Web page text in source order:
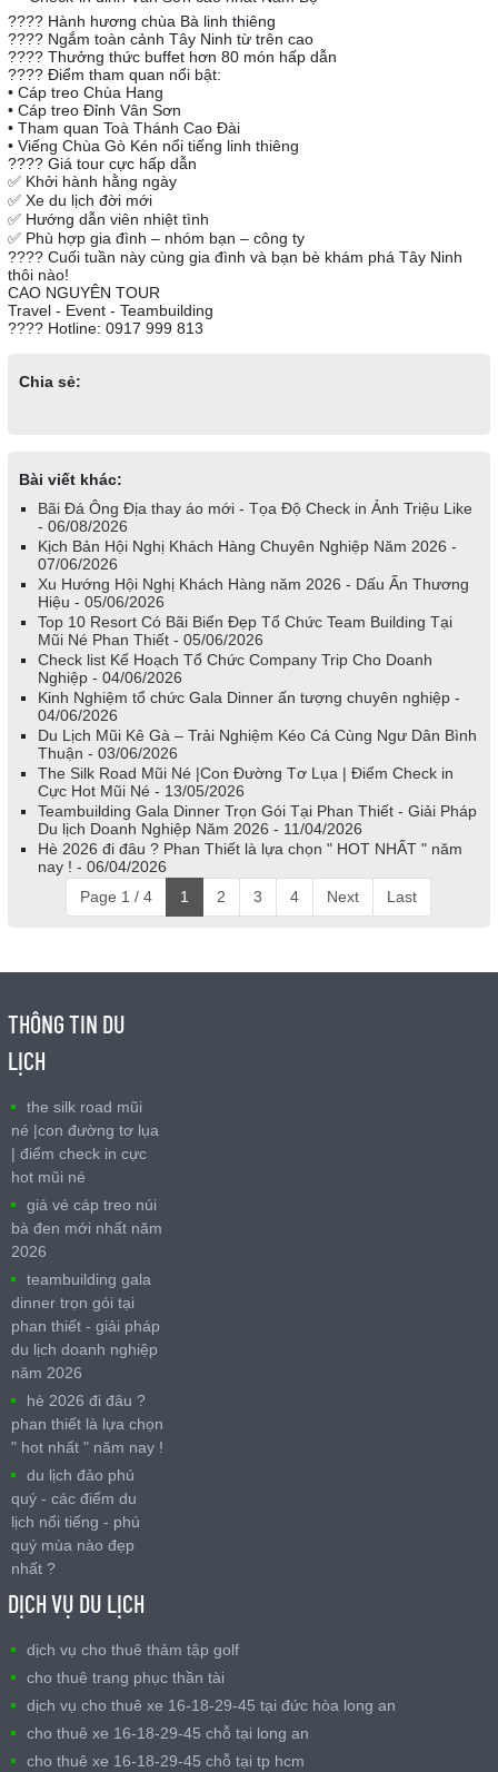
???? Hành hương chùa Bà linh thiêng
???? Ngắm toàn cảnh Tây Ninh từ trên cao
????️ Thưởng thức buffet hơn 80 món hấp dẫn
???? Điểm tham quan nổi bật:
• Cáp treo Chùa Hang
• Cáp treo Đỉnh Vân Sơn
• Tham quan Toà Thánh Cao Đài
• Viếng Chùa Gò Kén nổi tiếng linh thiêng
???? Giá tour cực hấp dẫn
✅ Khởi hành hằng ngày
✅ Xe du lịch đời mới
✅ Hướng dẫn viên nhiệt tình
✅ Phù hợp gia đình – nhóm bạn – công ty
???? Cuối tuần này cùng gia đình và bạn bè khám phá Tây Ninh
thôi nào!
CAO NGUYÊN TOUR
Travel - Event - Teambuilding
???? Hotline: 0917 999 813
Chia sẻ:
Bài viết khác:
Bãi Đá Ông Địa thay áo mới - Tọa Độ Check in Ảnh Triệu Like
- 06/08/2026
Kịch Bản Hội Nghị Khách Hàng Chuyên Nghiệp Năm 2026 -
07/06/2026
Xu Hướng Hội Nghị Khách Hàng năm 2026 - Dấu Ấn Thương
Hiệu - 05/06/2026
Top 10 Resort Có Bãi Biển Đẹp Tổ Chức Team Building Tại
Mũi Né Phan Thiết - 05/06/2026
Check list Kế Hoạch Tổ Chức Company Trip Cho Doanh
Nghiệp - 04/06/2026
Kinh Nghiệm tổ chức Gala Dinner ấn tượng chuyên nghiệp -
04/06/2026
Du Lịch Mũi Kê Gà – Trải Nghiệm Kéo Cá Cùng Ngư Dân Bình
Thuận - 03/06/2026
The Silk Road Mũi Né |Con Đường Tơ Lụa | Điểm Check in
Cực Hot Mũi Né - 13/05/2026
Teambuilding Gala Dinner Trọn Gói Tại Phan Thiết - Giải Pháp
Du lịch Doanh Nghiệp Năm 2026 - 11/04/2026
Hè 2026 đi đâu ? Phan Thiết là lựa chọn " HOT NHẤT " năm
nay ! - 06/04/2026
Page 1 / 4
1 2 3 4 Next Last
THÔNG TIN DU
LỊCH
the silk road mũi
né |con đường tơ lụa
| điểm check in cực
hot mũi né
giá vé cáp treo núi
bà đen mới nhất năm
2026
teambuilding gala
dinner trọn gói tại
phan thiết - giải pháp
du lịch doanh nghiệp
năm 2026
hè 2026 đi đâu ?
phan thiết là lựa chọn
" hot nhất " năm nay !
du lịch đảo phú
quý - các điểm du
lịch nổi tiếng - phú
quý mùa nào đẹp
nhất ?
DỊCH VỤ DU LỊCH
dịch vụ cho thuê thảm tập golf
cho thuê trang phục thần tài
dịch vụ cho thuê xe 16-18-29-45 tại đức hòa long an
cho thuê xe 16-18-29-45 chỗ tại long an
cho thuê xe 16-18-29-45 chỗ tại tp hcm